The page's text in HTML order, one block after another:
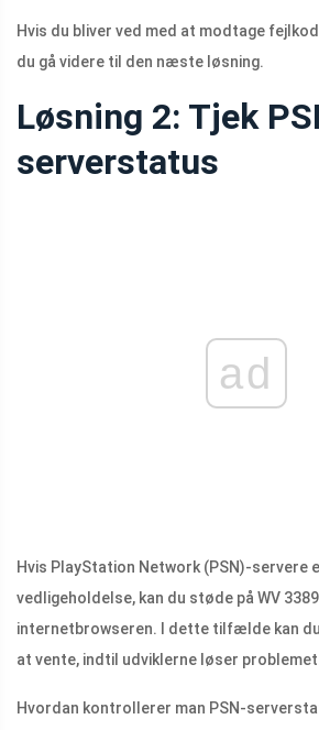
Hvis du bliver ved med at modtage
du gå videre til den næste løsning.
Løsning 2: Tjek
serverstatus
ad
Hvis PlayStation Network (PSN)-servere
vedligeholdelse, kan du støde på WV
internetbrowseren. I dette tilfælde kan du
at vente, indtil udviklerne løser problemet.
Hvordan kontrollerer man PSN-